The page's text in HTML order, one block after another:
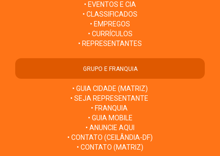
• EVENTOS E CIA
• CLASSIFICADOS
• EMPREGOS
• CURRÍCULOS
• REPRESENTANTES
GRUPO E FRANQUIA
• GUIA CIDADE (MATRIZ)
• SEJA REPRESENTANTE
• FRANQUIA
• GUIA MOBILE
• ANUNCIE AQUI
• CONTATO (CEILÂNDIA-DF)
• CONTATO (MATRIZ)